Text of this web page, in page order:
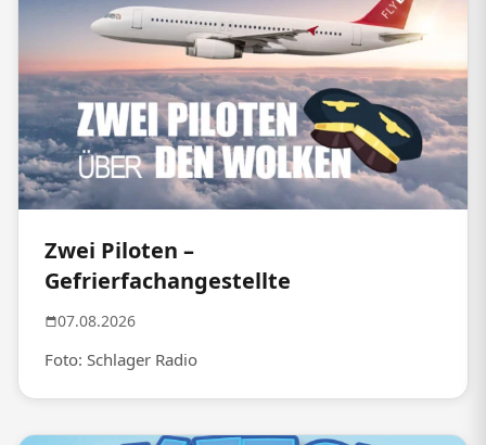
Zwei Piloten –
Gefrierfachangestellte
07.08.2026
Foto: Schlager Radio